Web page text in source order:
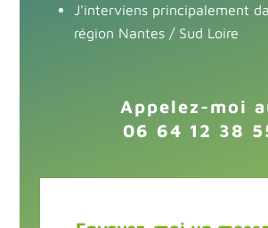
J'interviens principalement
région Nantes / Sud Loire
Appelez-moi
06 64 12 38